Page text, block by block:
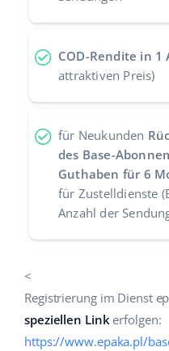
COD-Rendite in 1
attraktiven Preis)
für Neukunden
des Base-
Guthaben für 6
für Zustelldienste
Anzahl der
<
Registrierung im Dienst
speziellen Linkerfolgen:
https://www.epaka.pl/